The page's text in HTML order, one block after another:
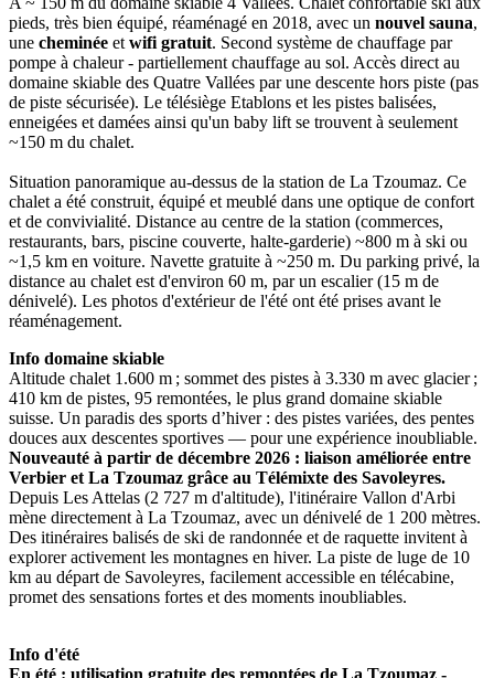
pieds, très bien équipé, réaménagé en 2018, avec un nouvel sauna,
une cheminée et wifi gratuit. Second système de chauffage par
pompe à chaleur - partiellement chauffage au sol. Accès direct au
domaine skiable des Quatre Vallées par une descente hors piste (pas
de piste sécurisée). Le télésiège Etablons et les pistes balisées,
enneigées et damées ainsi qu'un baby lift se trouvent à seulement
~150 m du chalet.
Situation panoramique au-dessus de la station de La Tzoumaz. Ce
chalet a été construit, équipé et meublé dans une optique de confort
et de convivialité. Distance au centre de la station (commerces,
restaurants, bars, piscine couverte, halte-garderie) ~800 m à ski ou
~1,5 km en voiture. Navette gratuite à ~250 m. Du parking privé, la
distance au chalet est d'environ 60 m, par un escalier (15 m de
dénivelé). Les photos d'extérieur de l'été ont été prises avant le
réaménagement.
Info domaine skiable
Altitude chalet 1.600 m ; sommet des pistes à 3.330 m avec glacier ;
410 km de pistes, 95 remontées, le plus grand domaine skiable
suisse. Un paradis des sports d’hiver : des pistes variées, des pentes
douces aux descentes sportives — pour une expérience inoubliable.
Nouveauté à partir de décembre 2026 : liaison améliorée entre
Verbier et La Tzoumaz grâce au Télémixte des Savoleyres.
Depuis Les Attelas (2 727 m d'altitude), l'itinéraire Vallon d'Arbi
mène directement à La Tzoumaz, avec un dénivelé de 1 200 mètres.
Des itinéraires balisés de ski de randonnée et de raquette invitent à
explorer activement les montagnes en hiver. La piste de luge de 10
km au départ de Savoleyres, facilement accessible en télécabine,
promet des sensations fortes et des moments inoubliables.
Info d'été
En été : utilisation gratuite des remontées de La Tzoumaz -